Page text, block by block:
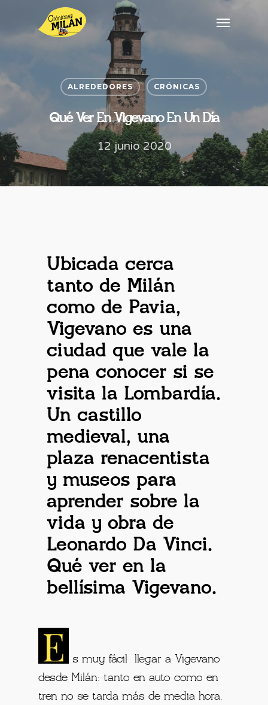
ALREDEDORES CRÓNICAS
Qué Ver En Vigevano En Un Día
12 junio 2020
Ubicada cerca
tanto de Milán
como de Pavia,
Vigevano es una
ciudad que vale la
pena conocer si se
visita la Lombardía.
Un castillo
medieval, una
plaza renacentista
y museos para
aprender sobre la
vida y obra de
Leonardo Da Vinci.
Qué ver en la
bellísima Vigevano.
E
s muy fácil llegar a Vigevano
desde Milán: tanto en auto como en
tren no se tarda más de media hora.